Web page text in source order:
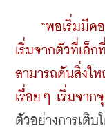
“พอเริ่มมีค
เริ่มจากตัวที่เล็
สามารถดันสิ่งใ
เรื่อยๆ เริ่มจาก
ตัวอย่างการเติ